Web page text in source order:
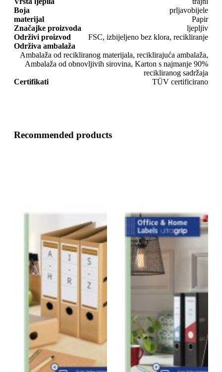
Boja
prljavobijele
materijal
Papir
Značajke proizvoda
ljepljiv
Održivi proizvod
FSC, izbijeljeno bez klora, recikliranje
Održiva ambalaža
Ambalaža od recikliranog materijala, reciklirajuća ambalaža,
Ambalaža od obnovljivih sirovina, Karton s najmanje 90%
recikliranog sadržaja
Certifikati
TÜV certificirano
Recommended products